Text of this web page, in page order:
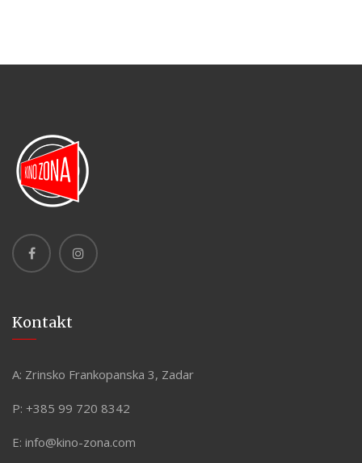
Kontakt
A: Zrinsko Frankopanska 3, Zadar
P: +385 99 720 8342
E: info@kino-zona.com